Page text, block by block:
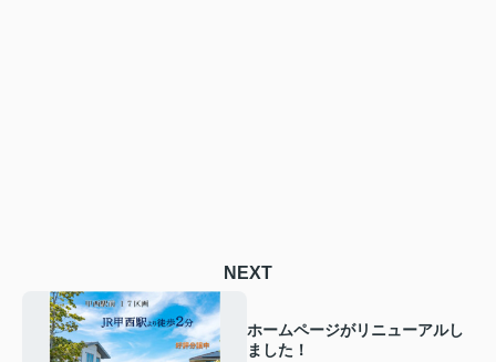
NEXT
ホームページがリニューアルし
ました！